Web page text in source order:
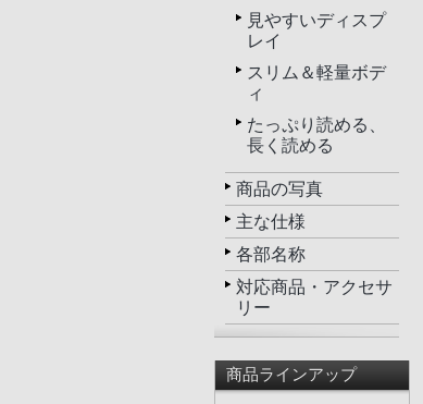
見やすいディスプ
レイ
スリム＆軽量ボデ
ィ
たっぷり読める、
長く読める
商品の写真
主な仕様
各部名称
対応商品・アクセサ
リー
商品ラインアップ